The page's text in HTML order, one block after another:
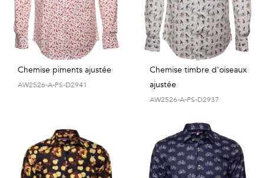
Chemise piments ajustée
AW2526-A-PS-D2941
Chemise timbre d'oiseaux
ajustée
AW2526-A-PS-D2937